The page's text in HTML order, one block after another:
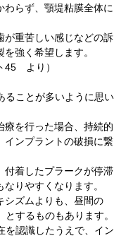
わらず、顎堤粘膜全体に
が重苦しい感じなどの訴
強く希望します。
45 より）
ることが多いように思い
療を行った場合、持続的
インプラントの破損に繋
付着したプラークが停滞
りやすくなります。
シズムよりも、昼間の
するものもあります。
を認識したうえで、イン